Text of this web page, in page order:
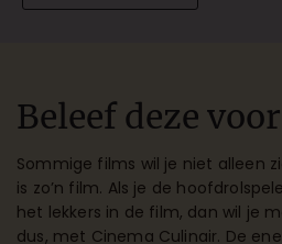
Beleef deze
Sommige films wil je niet alleen
is zo’n film. Als je de
het lekkers in de film, dan wil je
dus, met Cinema Culinair. De